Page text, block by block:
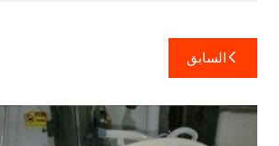
تصفّح
المقالات
السابق